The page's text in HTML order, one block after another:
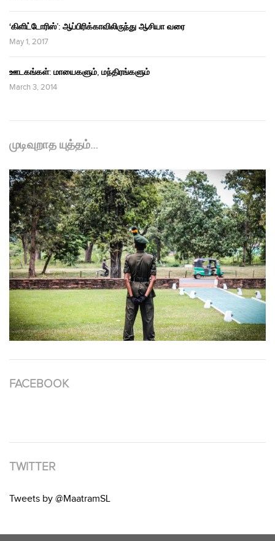
‘கிளிட்டோரிஸ்’: ஆப்பிரிக்காவிலிருந்து ஆசியா வரை
May 1, 2017
ஊடகங்கள்: மாயைகளும், மந்திரங்களும்
March 3, 2014
முடிவுறாத யுத்தம்…
FACEBOOK
TWITTER
Tweets by @MaatramSL